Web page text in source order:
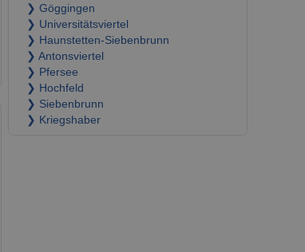
❯ Göggingen
❯ Universitätsviertel
❯ Haunstetten-Siebenbrunn
❯ Antonsviertel
❯ Pfersee
❯ Hochfeld
❯ Siebenbrunn
❯ Kriegshaber